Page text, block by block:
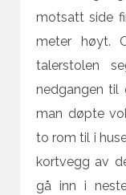
motsatt side
meter høyt.
talerstolen
nedgangen til
man døpte
to rom til i
kortvegg av
gå inn i